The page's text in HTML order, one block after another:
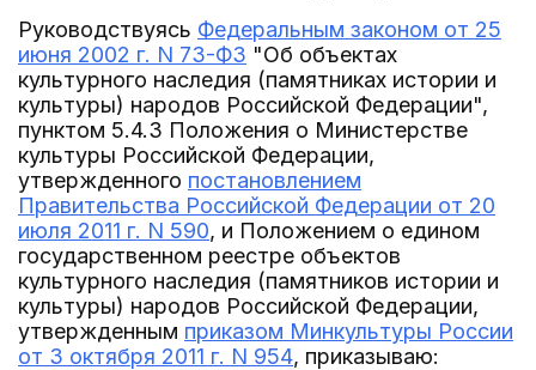
Руководствуясь Федеральным законом от 25
июня 2002 г. N 73-ФЗ "Об объектах
культурного наследия (памятниках истории и
культуры) народов Российской Федерации",
пунктом 5.4.3 Положения о Министерстве
культуры Российской Федерации,
утвержденного постановлением
Правительства Российской Федерации от 20
июля 2011 г. N 590, и Положением о едином
государственном реестре объектов
культурного наследия (памятников истории и
культуры) народов Российской Федерации,
утвержденным приказом Минкультуры России
от 3 октября 2011 г. N 954, приказываю: